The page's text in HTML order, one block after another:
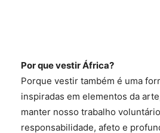
Por que vestir África?
Porque vestir também é uma
inspiradas em elementos da
manter nosso trabalho
responsabilidade, afeto e